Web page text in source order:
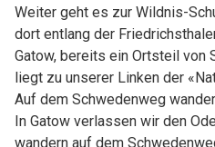
Weiter geht es zur Wildnis-
dort entlang der
Gatow, bereits ein Ortsteil von
liegt zu unserer Linken der
Auf dem Schwedenweg
In Gatow verlassen wir den
wandern auf dem